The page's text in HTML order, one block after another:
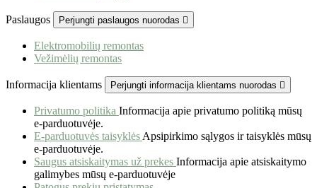
Paslaugos Perjungti paslaugos nuorodas 
Elektromobilių remontas
Vežimėlių remontas
Informacija klientams Perjungti informacija klientams nuorodas 
Privatumo politika Informacija apie privatumo politiką mūsų
e-parduotuvėje.
E-parduotuvės taisyklės Apsipirkimo sąlygos ir taisyklės mūsų
e-parduotuvėje.
Saugus atsiskaitymas už prekes Informacija apie atsiskaitymo
galimybes mūsų e-parduotuvėje